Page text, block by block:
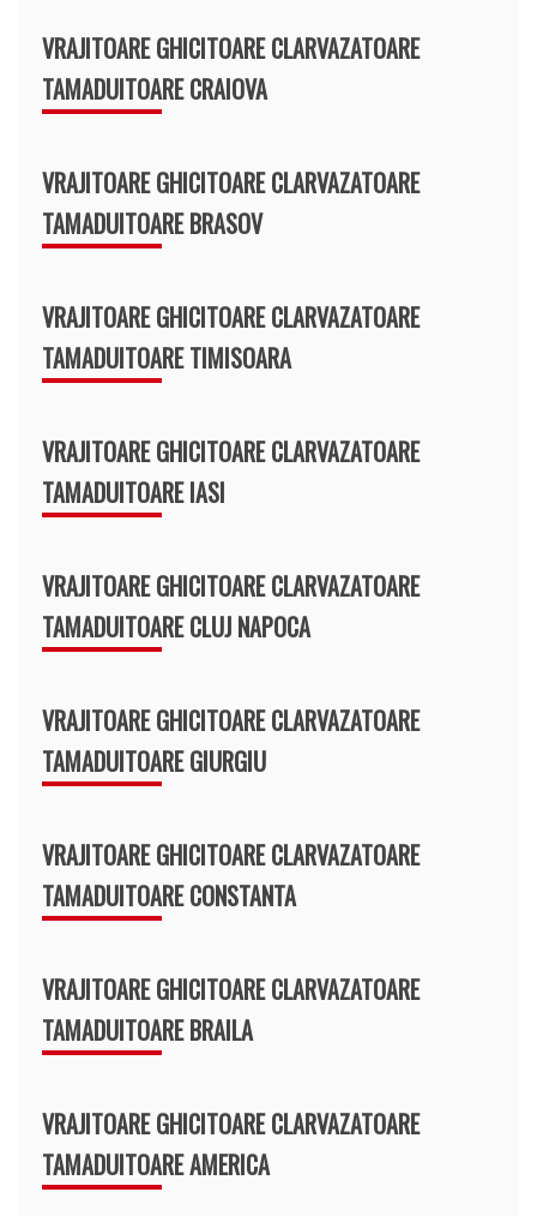
VRAJITOARE GHICITOARE CLARVAZATOARE
TAMADUITOARE CRAIOVA
VRAJITOARE GHICITOARE CLARVAZATOARE
TAMADUITOARE BRASOV
VRAJITOARE GHICITOARE CLARVAZATOARE
TAMADUITOARE TIMISOARA
VRAJITOARE GHICITOARE CLARVAZATOARE
TAMADUITOARE IASI
VRAJITOARE GHICITOARE CLARVAZATOARE
TAMADUITOARE CLUJ NAPOCA
VRAJITOARE GHICITOARE CLARVAZATOARE
TAMADUITOARE GIURGIU
VRAJITOARE GHICITOARE CLARVAZATOARE
TAMADUITOARE CONSTANTA
VRAJITOARE GHICITOARE CLARVAZATOARE
TAMADUITOARE BRAILA
VRAJITOARE GHICITOARE CLARVAZATOARE
TAMADUITOARE AMERICA